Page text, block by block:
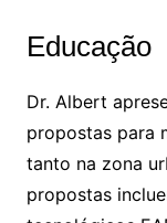
Educação
Dr. Albert
propostas para
tanto na zona
propostas